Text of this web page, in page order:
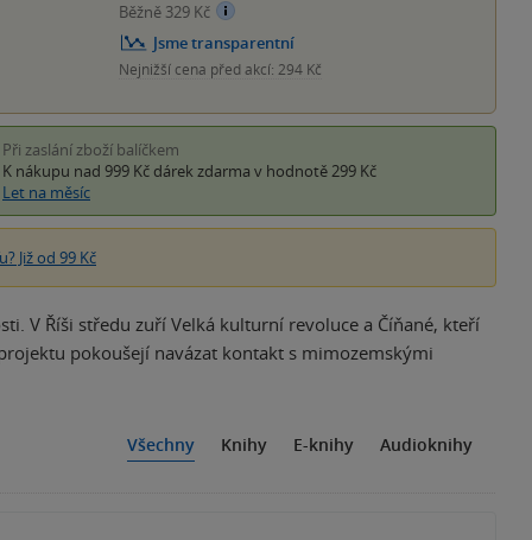
Běžně 329 Kč
Jsme transparentní
Nejnižší cena před akcí: 294 Kč
Při zaslání zboží balíčkem
K nákupu nad 999 Kč dárek zdarma v hodnotě 299 Kč
Let na měsíc
Již od 99 Kč
V Říši středu zuří Velká kulturní revoluce a Číňané, kteří
pokoušejí navázat kontakt s mimozemskými
Všechny Knihy E-knihy Audioknihy